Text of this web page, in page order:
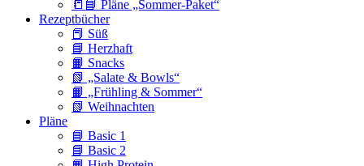
📒📘 Pläne „Sommer-Paket“
Rezeptbücher
📕 Süß
📘 Herzhaft
📙 Snacks
📗 „Salate & Bowls“
📙 „Frühling & Sommer“
📗 Weihnachten
Pläne
📘 Basic 1
📘 Basic 2